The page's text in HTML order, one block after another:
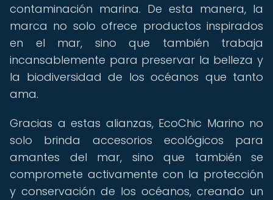
contaminación marina. De esta manera, la
marca no solo ofrece productos inspirados
en el mar, sino que también trabaja
incansablemente para preservar la belleza y
la biodiversidad de los océanos que tanto
ama.
Gracias a estas alianzas, EcoChic Marino no
solo brinda accesorios ecológicos para
amantes del mar, sino que también se
compromete activamente con la protección
y conservación de los océanos, creando un